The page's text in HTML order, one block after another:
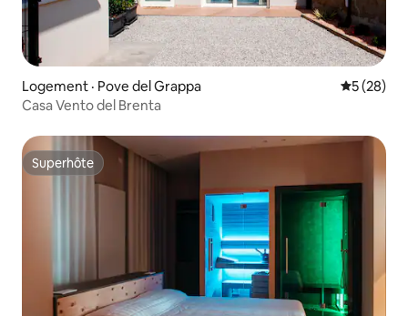
Logement · Pove del Grappa Note
5 (28)
Casa Vento del Brenta
Superhôte
Superhôte